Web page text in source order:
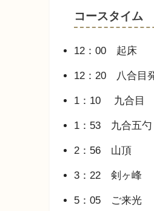
コースタイム
12：00 起床
12：20 八合目
1：10 九合目
1：53 九合五勺
2：56 山頂
3：22 剣ヶ峰
5：05 ご来光